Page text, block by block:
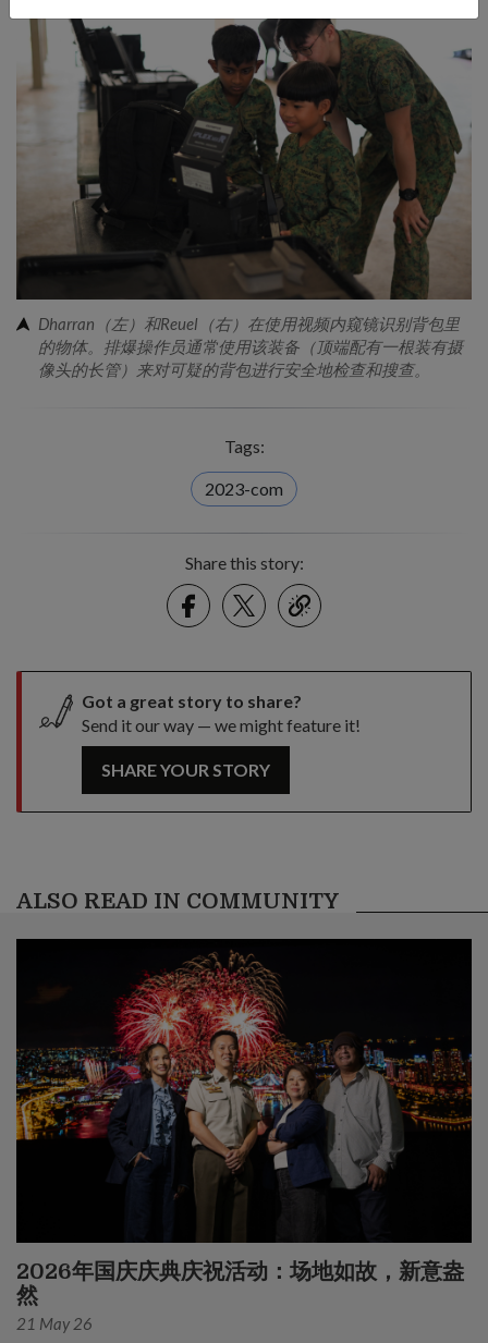
Dharran（左）和Reuel（右）在使用视频内窥镜识别背包里
的物体。排爆操作员通常使用该装备（顶端配有一根装有摄
像头的长管）来对可疑的背包进行安全地检查和搜查。
Tags:
2023-com
Share this story:
FacebookTwitter
link
Got a great story to share?
Send it our way — we might feature it!
SHARE YOUR STORY
ALSO READ IN COMMUNITY
2026年国庆庆典庆祝活动：场地如故，新意盎
然
21 May 26